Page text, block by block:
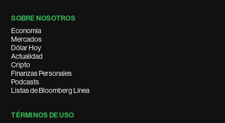
SOBRE NOSOTROS
Economía
Mercados
Dólar Hoy
Actualidad
Cripto
Finanzas Personales
Podcasts
Listas de Bloomberg Línea
TÉRMINOS DE USO